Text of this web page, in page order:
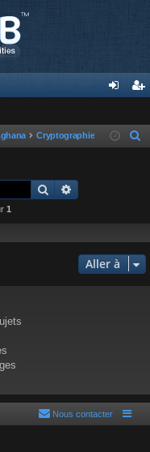
ne nr
Cryptographie
c
h
Rechercher
1
Aller à
Nous contacter